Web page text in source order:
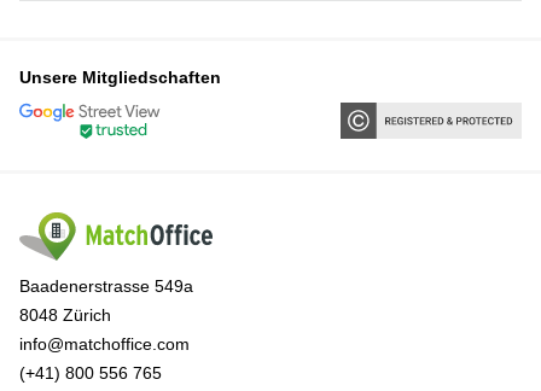
Unsere Mitgliedschaften
Baadenerstrasse 549a
8048 Zürich
info@matchoffice.com
(+41) 800 556 765